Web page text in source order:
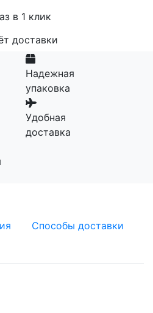
в 1 клик
доставки
Надежная
упаковка
Удобная
доставка
Способы доставки